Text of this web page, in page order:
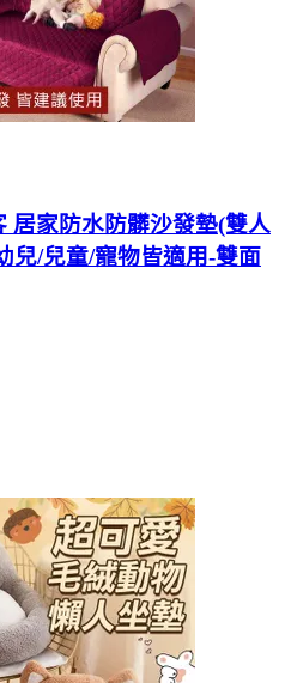
居家防水防髒沙發墊(雙人
兒/兒童/寵物皆適用-雙面